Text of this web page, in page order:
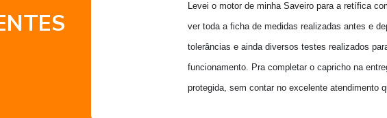
Levei o motor de minha Saveiro para a retífica
ver toda a ficha de medidas realizadas antes e
tolerâncias e ainda diversos testes realizados
funcionamento. Pra completar o capricho na
protegida, sem contar no excelente atendimento